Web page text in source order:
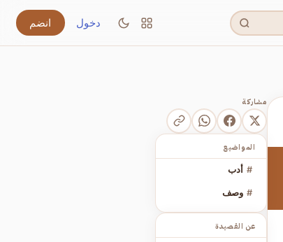
دخول انضم
مشاركة
المواضيع
# أدب
# وصف
عن القصيدة